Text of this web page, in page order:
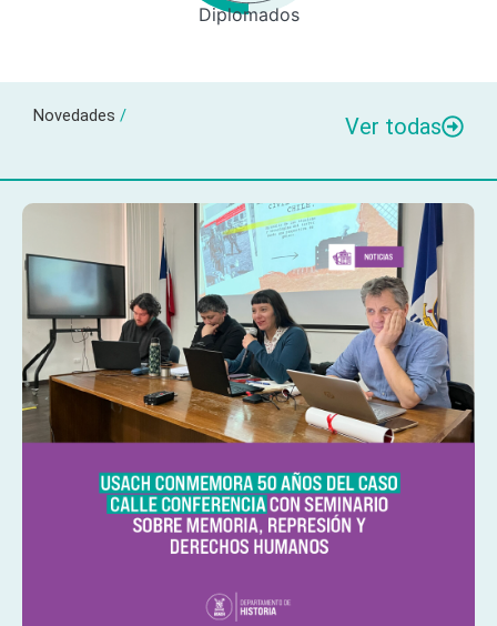
Diplomados
Novedades / Ver todas